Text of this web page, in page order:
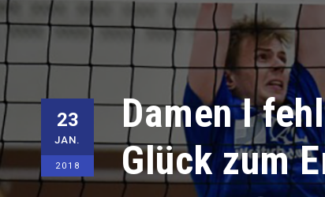
23
JAN.
2018
Damen I
Glück zum